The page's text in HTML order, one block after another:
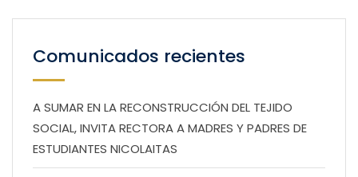
Comunicados recientes
A SUMAR EN LA RECONSTRUCCIÓN DEL TEJIDO
SOCIAL, INVITA RECTORA A MADRES Y PADRES DE
ESTUDIANTES NICOLAITAS